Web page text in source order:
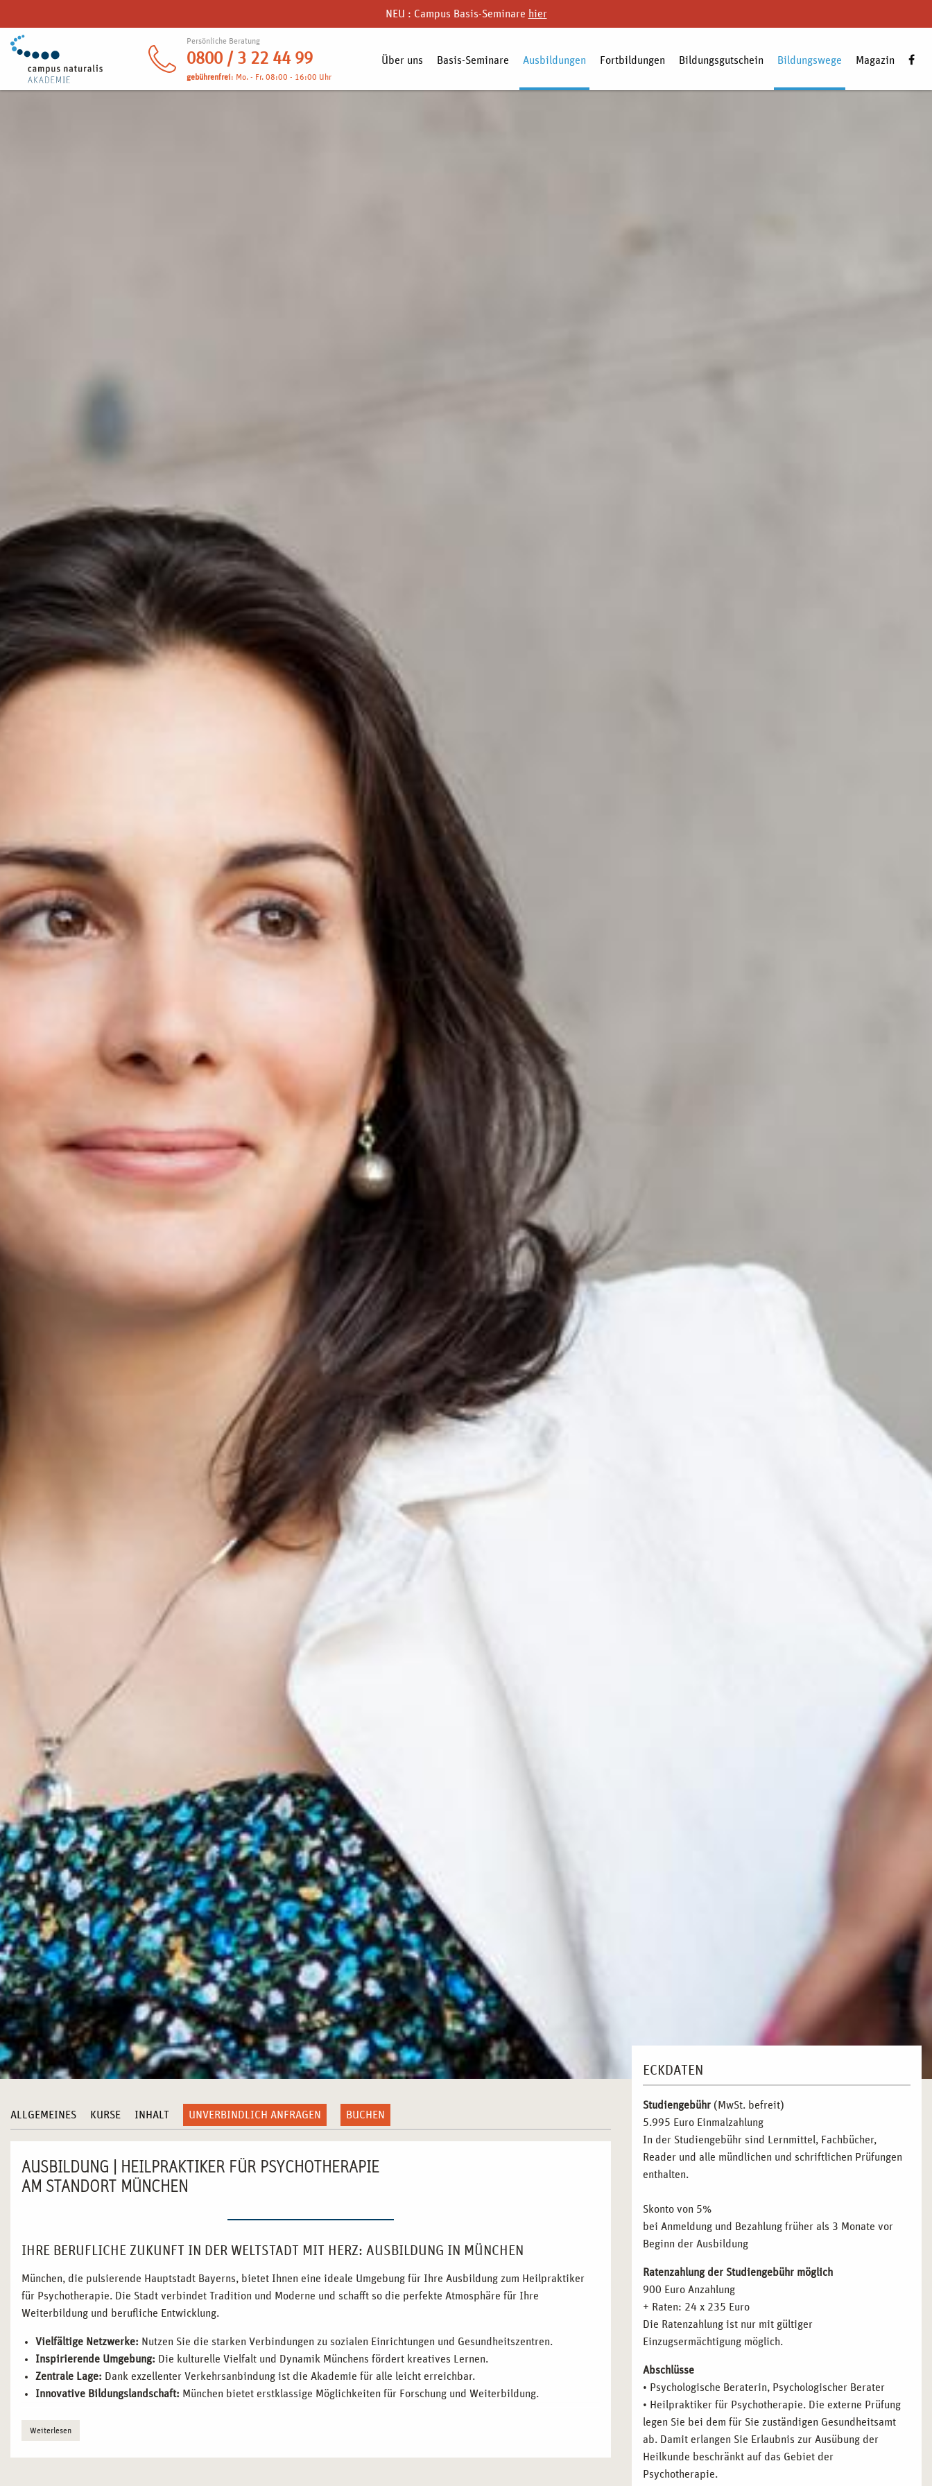
NEU : Campus Basis-Seminare hier
Persönliche Beratung
0800 / 3 22 44 99
gebührenfrei: Mo. - Fr. 08:00 - 16:00 Uhr
Über uns Basis-Seminare Ausbildungen Fortbildungen Bildungsgutschein Bildungswege Magazin
ALLGEMEINES KURSE INHALT UNVERBINDLICH ANFRAGEN BUCHEN
AUSBILDUNG | HEILPRAKTIKER FÜR PSYCHOTHERAPIE
AM STANDORT MÜNCHEN
IHRE BERUFLICHE ZUKUNFT IN DER WELTSTADT MIT HERZ: AUSBILDUNG IN MÜNCHEN
München, die pulsierende Hauptstadt Bayerns, bietet Ihnen eine ideale Umgebung für Ihre Ausbildung zum Heilpraktiker
für Psychotherapie. Die Stadt verbindet Tradition und Moderne und schafft so die perfekte Atmosphäre für Ihre
Weiterbildung und berufliche Entwicklung.
Vielfältige Netzwerke: Nutzen Sie die starken Verbindungen zu sozialen Einrichtungen und Gesundheitszentren.
Inspirierende Umgebung: Die kulturelle Vielfalt und Dynamik Münchens fördert kreatives Lernen.
Zentrale Lage: Dank exzellenter Verkehrsanbindung ist die Akademie für alle leicht erreichbar.
Innovative Bildungslandschaft: München bietet erstklassige Möglichkeiten für Forschung und Weiterbildung.
WARUM MÜNCHEN DER IDEALE STANDORT FÜR IHRE AUSBILDUNG ZUM HEILPRAKTIKER FÜR
Weiterlesen
ECKDATEN
Studiengebühr (MwSt. befreit)
5.995 Euro Einmalzahlung
In der Studiengebühr sind Lernmittel, Fachbücher,
Reader und alle mündlichen und schriftlichen Prüfungen
enthalten.
Skonto von 5%
bei Anmeldung und Bezahlung früher als 3 Monate vor
Beginn der Ausbildung
Ratenzahlung der Studiengebühr möglich
900 Euro Anzahlung
+ Raten: 24 x 235 Euro
Die Ratenzahlung ist nur mit gültiger
Einzugsermächtigung möglich.
Abschlüsse
• Psychologische Beraterin, Psychologischer Berater
• Heilpraktiker für Psychotherapie. Die externe Prüfung
legen Sie bei dem für Sie zuständigen Gesundheitsamt
ab. Damit erlangen Sie Erlaubnis zur Ausübung der
Heilkunde beschränkt auf das Gebiet der
Psychotherapie.